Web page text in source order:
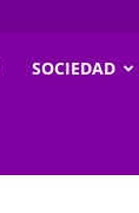
SOCIEDAD